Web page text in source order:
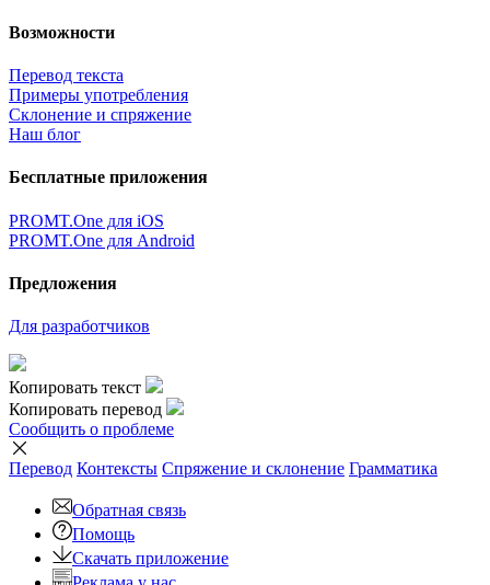
Возможности
Перевод текста
Примеры употребления
Склонение и спряжение
Наш блог
Бесплатные приложения
PROMT.One для iOS
PROMT.One для Android
Предложения
Для разработчиков
Копировать текст
Копировать перевод
Сообщить о проблеме
Перевод Контексты Спряжение и склонение Грамматика
Обратная связь
Помощь
Скачать приложение